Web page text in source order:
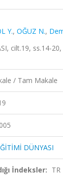
Y., OĞUZ N.,
cilt.19, ss.14-
/ Tam Makale
DÜNYASI
İndeksler: